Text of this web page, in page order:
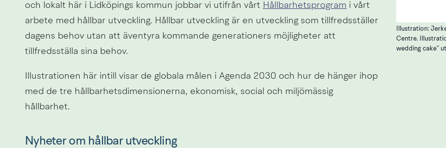
och lokalt här i Lidköpings kommun jobbar vi utifrån vårt Hållbarhetsprogram i vårt
arbete med hållbar utveckling. Hållbar utveckling är en utveckling som tillfredsställer
dagens behov utan att äventyra kommande generationers möjligheter att
tillfredsställa sina behov.
Illustrationen här intill visar de globala målen i Agenda 2030 och hur de hänger ihop
med de tre hållbarhetsdimensionerna, ekonomisk, social och miljömässig
hållbarhet.
Illustration:
Centre.
wedding cake”
Nyheter om hållbar utveckling